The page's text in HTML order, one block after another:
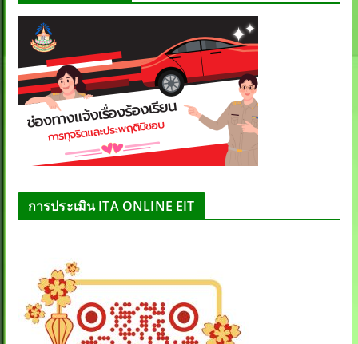
การประเมิน ITA ONLINE EIT